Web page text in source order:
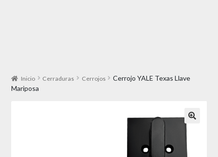
Inicio Cerraduras Cerrojos
Cerrojo YALE Texas Llave
Mariposa